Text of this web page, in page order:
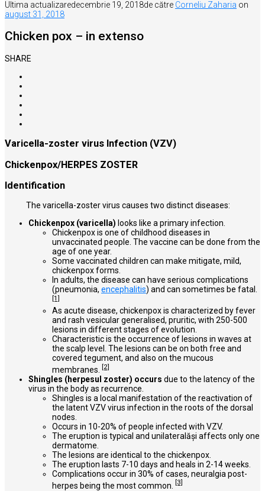
Ultima actualizaredecembrie 19, 2018de către Corneliu Zaharia on
august 31, 2018
Chicken pox – in extenso
SHARE
Varicella-zoster virus Infection (VZV)
Chickenpox/HERPES ZOSTER
Identification
The varicella-zoster virus causes two distinct diseases:
Chickenpox (varicella) looks like a primary infection.
Chickenpox is one of childhood diseases in
unvaccinated people. The vaccine can be done from the
age of one year.
Some vaccinated children can make mitigate, mild,
chickenpox forms.
In adults, the disease can have serious complications
(pneumonia, encephalitis) and can sometimes be fatal.
[1]
As acute disease, chickenpox is characterized by fever
and rash vesicular generalised, pruritic, with 250-500
lesions in different stages of evolution.
Characteristic is the occurrence of lesions in waves at
the scalp level. The lesions can be on both free and
covered tegument, and also on the mucous
membranes.
[2]
Shingles (herpesul zoster) occurs due to the latency of the
virus in the body as recurrence.
Shingles is a local manifestation of the reactivation of
the latent VZV virus infection in the roots of the dorsal
nodes.
Occurs in 10-20% of people infected with VZV.
The eruption is typical and unilateralăși affects only one
dermatome.
The lesions are identical to the chickenpox.
The eruption lasts 7-10 days and heals in 2-14 weeks.
Complications occur in 30% of cases, neuralgia post-
herpes being the most common.
[3]